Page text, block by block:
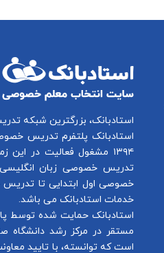
استادبانک، بزرگترین شبکه
استادبانک پلتفرمتدریس
۱۳۹۴ مشغول فعالیت در این زمینه می باشد.
تدریس خصوصی زبان انگلیسی
خصوصی اول ابتداییتا تدریس
خدمات استادبانک می باشد.
استادبانک حمایت شده توسط
مستقر در مرکز رشد دانشگاه
است که توانسته، با تایید